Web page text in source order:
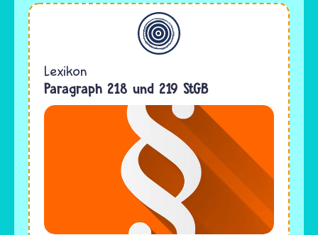
Allgemein
Lexikon
Paragraph 218 und 219 StGB